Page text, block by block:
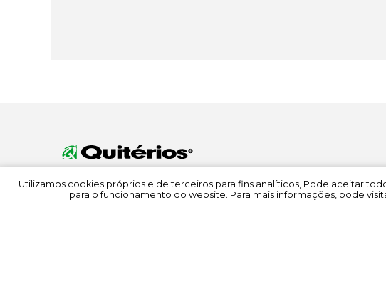
Utilizamos cookies próprios e de terceiros para fins analíticos, Pode aceitar
para o funcionamento do website. Para mais informações, pode